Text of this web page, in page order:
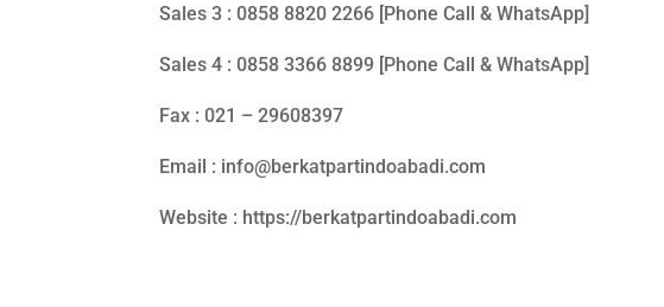
Sales 3 : 0858 8820 2266 [Phone Call & WhatsApp]
Sales 4 : 0858 3366 8899 [Phone Call & WhatsApp]
Fax : 021 – 29608397
Email : info@berkatpartindoabadi.com
Website : https://berkatpartindoabadi.com